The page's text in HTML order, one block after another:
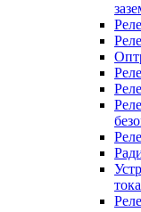
тока